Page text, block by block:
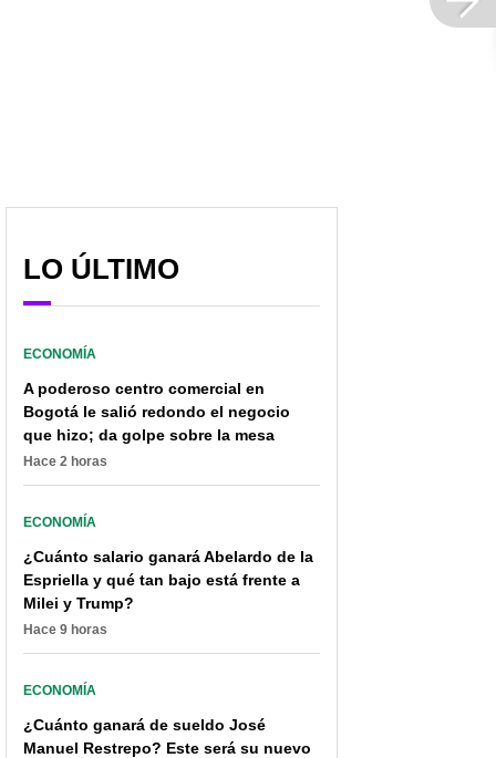
LO ÚLTIMO
ECONOMÍA
A poderoso centro comercial en
Bogotá le salió redondo el negocio
que hizo; da golpe sobre la mesa
Hace 2 horas
ECONOMÍA
¿Cuánto salario ganará Abelardo de la
Espriella y qué tan bajo está frente a
Milei y Trump?
Hace 9 horas
ECONOMÍA
¿Cuánto ganará de sueldo José
Manuel Restrepo? Este será su nuevo